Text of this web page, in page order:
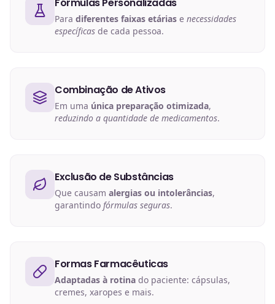
Para diferentes faixas etárias e necessidades
específicas de cada pessoa.
Combinação de Ativos
Em uma única preparação otimizada,
reduzindo a quantidade de medicamentos.
Exclusão de Substâncias
Que causam alergias ou intolerâncias,
garantindo fórmulas seguras.
Formas Farmacêuticas
Adaptadas à rotina do paciente: cápsulas,
cremes, xaropes e mais.